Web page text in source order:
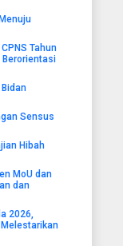
Tahun
Berorientasi
Sensus
Hibah
MoU dan
dan
2026,